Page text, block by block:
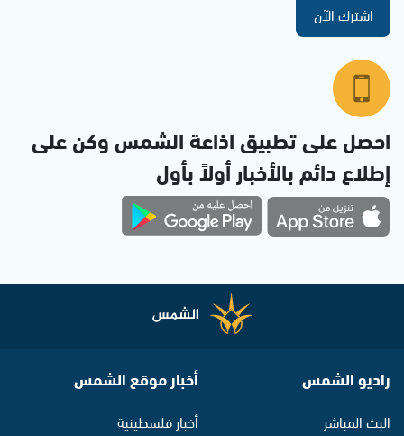
اشترك الآن
احصل على تطبيق اذاعة الشمس وكن على
إطلاع دائم بالأخبار أولاً بأول
راديو الشمس
البث المباشر
أخبار موقع الشمس
أخبار فلسطينية